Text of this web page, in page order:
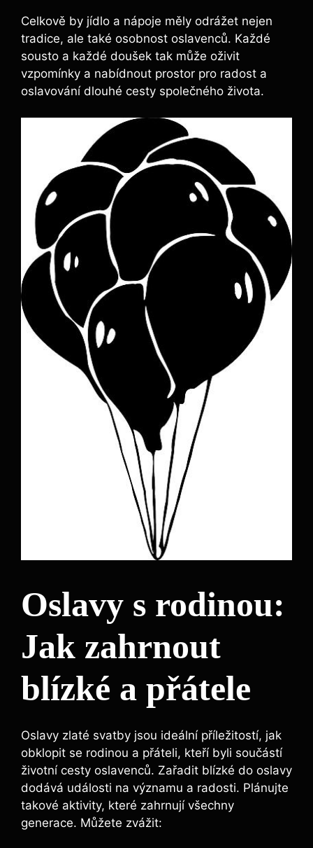
Celkově by jídlo a nápoje měly odrážet nejen
tradice, ale také osobnost oslavenců. Každé
sousto a každé doušek tak může oživit
vzpomínky a nabídnout prostor pro radost a
oslavování dlouhé cesty společného života.
Oslavy s rodinou:
Jak zahrnout
blízké a přátele
Oslavy zlaté svatby jsou ideální příležitostí, jak
obklopit se rodinou a přáteli, kteří byli součástí
životní cesty oslavenců. Zařadit blízké do oslavy
dodává události na významu a radosti. Plánujte
takové aktivity, které zahrnují všechny
generace. Můžete zvážit: